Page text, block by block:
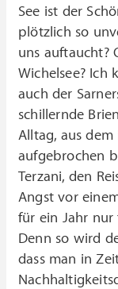
See ist der
plötzlich so
uns auftaucht?
Wichelsee? Ich
auch der
schillernde
Alltag, aus
aufgebrochen
Terzani, den
Angst vor
für ein Jahr nur
Denn so wird
dass man in